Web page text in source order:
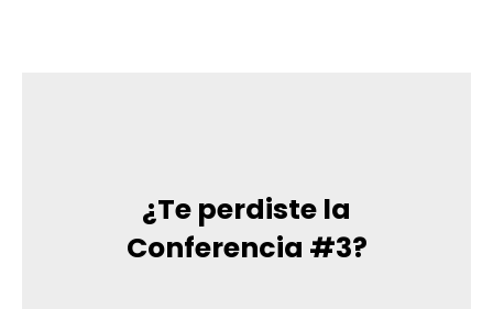
¿Te perdiste la
Conferencia #3?